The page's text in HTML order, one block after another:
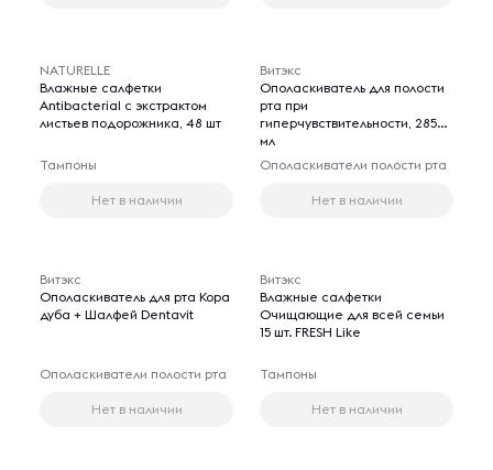
NATURELLE
Влажные салфетки
Antibacterial с экстрактом
листьев подорожника, 48 шт
Тампоны
Нет в наличии
Витэкс
Ополаскиватель для полости
рта при
гиперчувствительности, 285
мл
Ополаскиватели полости рта
Нет в наличии
Витэкс
Ополаскиватель для рта Кора
дуба + Шалфей Dentavit
Ополаскиватели полости рта
Нет в наличии
Витэкс
Влажные салфетки
Очищающие для всей семьи
15 шт. FRESH Like
Тампоны
Нет в наличии